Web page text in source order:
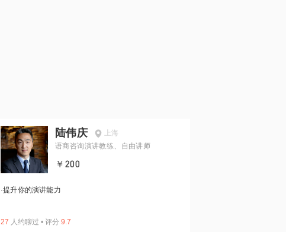
陆伟庆
上海
语商咨询演讲教练、自由讲师
￥200
·提升你的演讲能力
27 人约聊过 • 评分 9.7